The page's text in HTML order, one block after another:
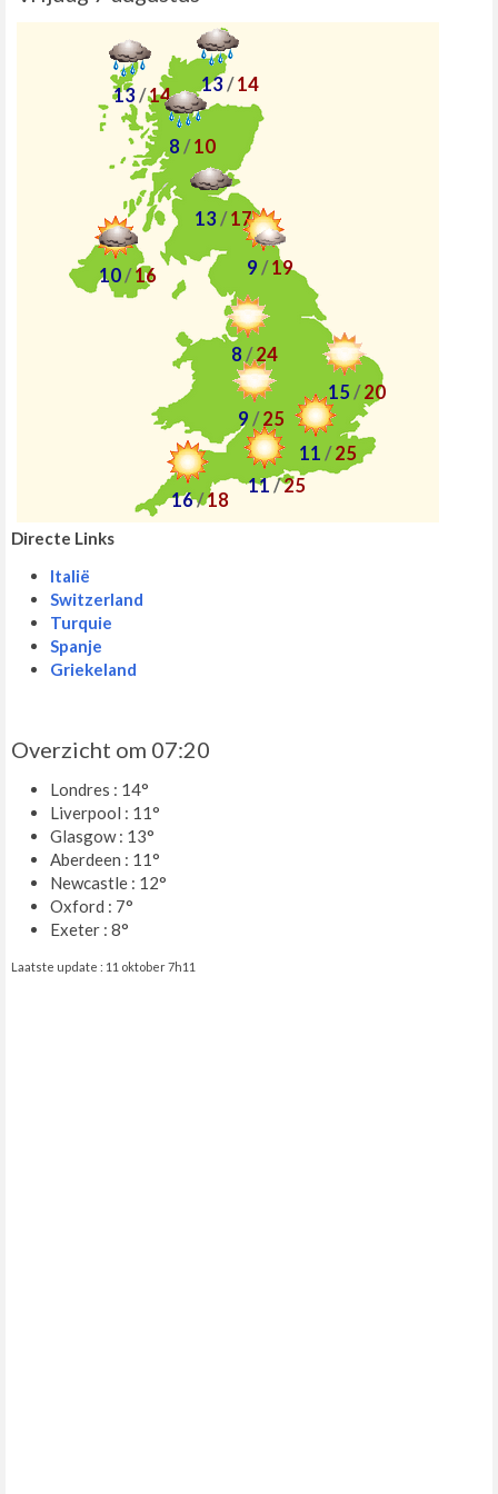
10/ 16
9 / 25
13 / 17
11 / 25
8 / 24
9 / 19
15 / 20
16/18
11 /25
13 /14
8 / 10
13 / 14
Directe Links
Italië
Switzerland
Turquie
Spanje
Griekeland
Overzicht om 07:20
Londres : 14°
Liverpool : 11°
Glasgow : 13°
Aberdeen : 11°
Newcastle : 12°
Oxford : 7°
Exeter : 8°
Laatste update : 11 oktober 7h11